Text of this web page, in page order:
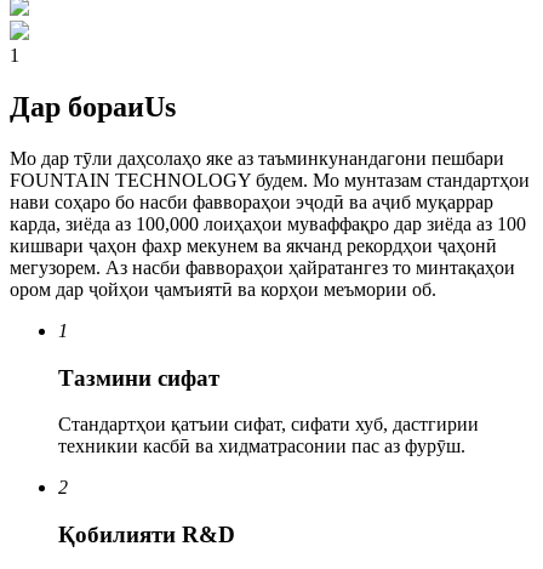
1
Дар бораиUs
Мо дар тӯли даҳсолаҳо яке аз таъминкунандагони пешбари
FOUNTAIN TECHNOLOGY будем. Мо мунтазам стандартҳои
нави соҳаро бо насби фаввораҳои эҷодӣ ва аҷиб муқаррар
карда, зиёда аз 100,000 лоиҳаҳои муваффақро дар зиёда аз 100
кишвари ҷаҳон фахр мекунем ва якчанд рекордҳои ҷаҳонӣ
мегузорем. Аз насби фаввораҳои ҳайратангез то минтақаҳои
ором дар ҷойҳои ҷамъиятӣ ва корҳои меъмории об.
1
Тазмини сифат
Стандартҳои қатъии сифат, сифати хуб, дастгирии
техникии касбӣ ва хидматрасонии пас аз фурӯш.
2
Қобилияти R&D